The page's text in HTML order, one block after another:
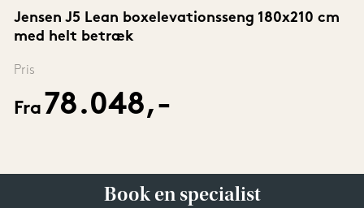
Jensen J5 Lean boxelevationsseng 180x210 cm
med helt betræk
Pris
Fra 78.048,-
Book en specialist